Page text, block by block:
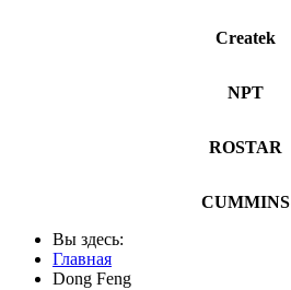
Createk
NPT
ROSTAR
CUMMINS
Вы здесь:
Главная
Dong Feng